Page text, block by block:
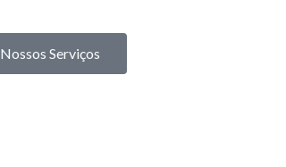
Nossos Serviços